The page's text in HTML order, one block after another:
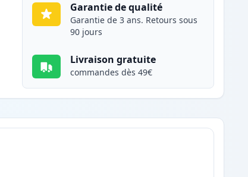
Garantie de qualité
Garantie de 3 ans. Retours sous
90 jours
Livraison gratuite
commandes dès 49€